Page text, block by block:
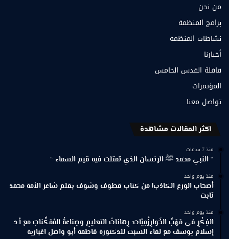
من نحن
برامج المنظمة
نشاطات المنظمة
أخبارنا
قافلة القدس الخامس
المؤتمرات
تواصل معنا
اكثر المقالات مشاهدة
منذ 7 ساعات
“ النبي محمد ﷺ الإنسان الذي تمثلت فيه قيم السماء “
منذ يوم واحد
أصحاب الورع الكاذب! من كتاب قطوف وشوف بقلم شاعر الأمة محمد
ثابت
منذ يوم واحد
الفِكْرِ في مَهَبِّ الخَوارِزْمِيّات: رِهاناتُ التعليمِ وصِناعةُ المُمَكِّناتِ مع أ.د.
إسلام يوسف مع لقاء السبت للدكتورة فاطمة أبو واصل اغبارية